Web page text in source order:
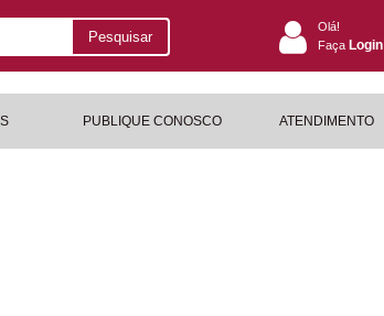
Pesquisar
Olá!
Faça Login
PUBLIQUE CONOSCO ATENDIMENTO